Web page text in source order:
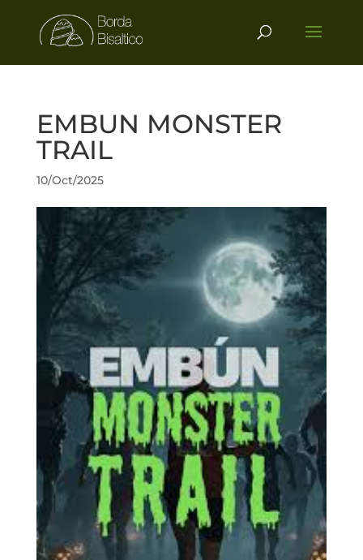
EMBUN MONSTER
TRAIL
10/Oct/2025